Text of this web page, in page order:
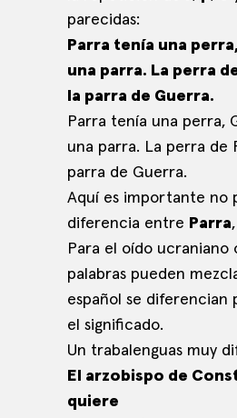
parecidas:
Parra tenía una
una parra. La perra
la parra de Guerra.
Parra tenía una perra,
una parra. La perra de
parra de Guerra.
Aquí es importante no
diferencia entre Parra,
Para el oído ucraniano
palabras pueden
español se diferencian
el significado.
Un trabalenguas muy
El arzobispo de
quiere